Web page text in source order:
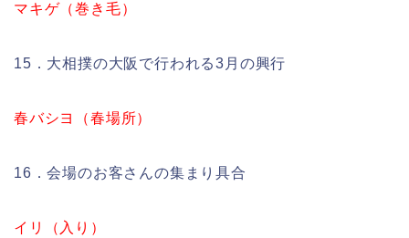
マキゲ（巻き毛）
15．大相撲の大阪で行われる3月の興行
春バシヨ（春場所）
16．会場のお客さんの集まり具合
イリ（入り）